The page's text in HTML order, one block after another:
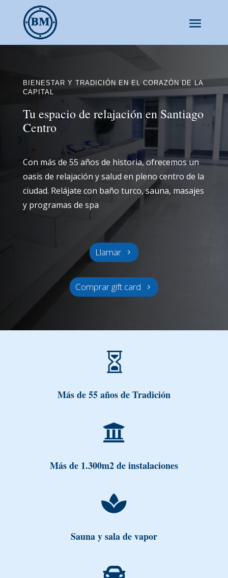
BIENESTAR Y TRADICIÓN EN EL CORAZÓN DE LA
CAPITAL
Tu espacio de relajación en Santiago
Centro
Con más de 55 años de historia, ofrecemos un
oasis de relajación y salud en pleno centro de la
ciudad. Relájate con baño turco, sauna, masajes
y programas de spa
Llamar
Comprar gift card

Más de 55 años de Tradición

Más de 1.300m2 de instalaciones

Sauna y sala de vapor